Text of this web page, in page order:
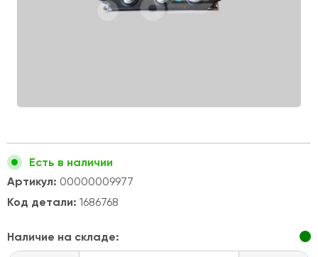
Есть в наличии
Артикул: 00000009977
Код детали: 1686768
Наличие на складе: